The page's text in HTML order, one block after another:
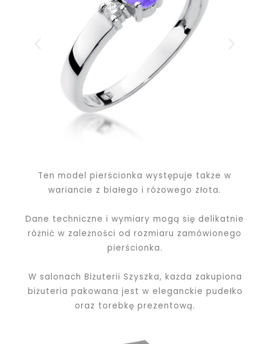
Ten model pierścionka występuje także w
wariancie z białego i różowego złota.
Dane techniczne i wymiary mogą się delikatnie
różnić w zależności od rozmiaru zamówionego
pierścionka.
W salonach Biżuterii Szyszka, każda zakupiona
biżuteria pakowana jest w eleganckie pudełko
oraz torebkę prezentową.